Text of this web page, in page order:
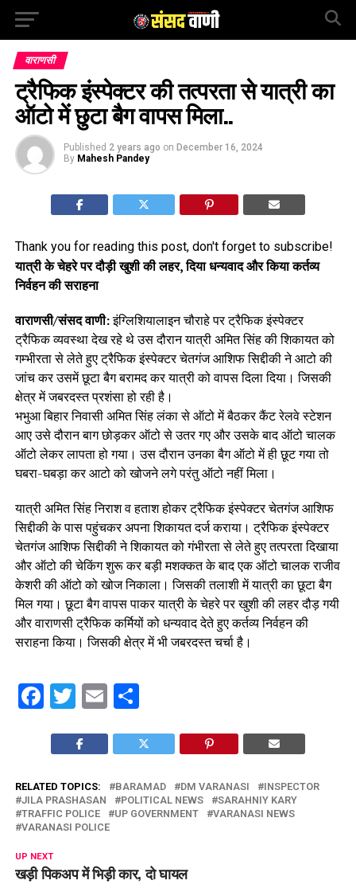
वाराणसी
ट्रैफिक इंस्पेक्टर की तत्परता से यात्री का
ऑटो में छुटा बैग वापस मिला..
Published 2 years ago on December 16, 2024
By Mahesh Pandey
Thank you for reading this post, don't forget to subscribe!
यात्री के चेहरे पर दौड़ी खुशी की लहर, दिया धन्यवाद और किया कर्तव्य
निर्वहन की सराहना
वाराणसी/संसद वाणी:इंग्लिशियालाइन चौराहे पर ट्रैफिक इंस्पेक्टर
ट्रैफिक व्यवस्था देख रहे थे उस दौरान यात्री अमित सिंह की शिकायत को
गम्भीरता से लेते हुए ट्रैफिक इंस्पेक्टर चेतगंज आशिफ सिद्दीकी ने आटो की
जांच कर उसमें छूटा बैग बरामद कर यात्री को वापस दिला दिया। जिसकी
क्षेत्र में जबरदस्त प्रशंसा हो रही है।
भभुआ बिहार निवासी अमित सिंह लंका से ऑटो में बैठकर कैंट रेलवे स्टेशन
आए उसे दौरान बाग छोड़कर ऑटो से उतर गए और उसके बाद ऑटो चालक
ऑटो लेकर लापता हो गया। उस दौरान उनका बैग ऑटो में ही छूट गया तो
घबरा-घबड़ा कर आटो को खोजने लगे परंतु ऑटो नहीं मिला।
यात्री अमित सिंह निराश व हताश होकर ट्रैफिक इंस्पेक्टर चेतगंज आशिफ
सिद्दीकी के पास पहुंचकर अपना शिकायत दर्ज कराया। ट्रैफिक इंस्पेक्टर
चेतगंज आशिफ सिद्दीकी ने शिकायत को गंभीरता से लेते हुए तत्परता दिखाया
और ऑटो की चेकिंग शुरू कर बड़ी मशक्कत के बाद एक ऑटो चालक राजीव
केशरी की ऑटो को खोज निकाला। जिसकी तलाशी में यात्री का छूटा बैग
मिल गया। छूटा बैग वापस पाकर यात्री के चेहरे पर खुशी की लहर दौड़ गयी
और वाराणसी ट्रैफिक कर्मियों को धन्यवाद देते हुए कर्तव्य निर्वहन की
सराहना किया। जिसकी क्षेत्र में भी जबरदस्त चर्चा है।
Facebook
Twitter
EmailShare
RELATED TOPICS: BARAMAD DM VARANASI
INSPECTOR
JILA PRASHASAN
POLITICAL NEWS
SARAHNIY KARY
TRAFFIC POLICE
UP GOVERNMENT
VARANASI NEWS
VARANASI POLICE
UP NEXT
खड़ी पिकअप में भिड़ी कार, दो घायल